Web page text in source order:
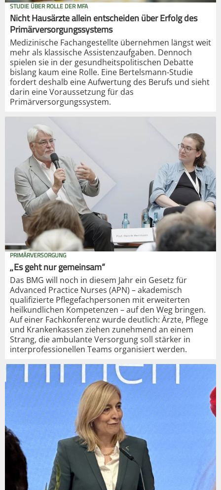
STUDIE ÜBER ROLLE DER MFA
Nicht Hausärzte allein entscheiden über Erfolg des
Primärversorgungssystems
Medizinische Fachangestellte übernehmen längst weit
mehr als klassische Assistenzaufgaben. Dennoch
spielen sie in der gesundheitspolitischen Debatte
bislang kaum eine Rolle. Eine Bertelsmann-Studie
fordert deshalb eine Aufwertung des Berufs und sieht
darin eine Voraussetzung für das
Primärversorgungssystem.
PRIMÄRVERSORGUNG
„Es geht nur gemeinsam“
Das BMG will noch in diesem Jahr ein Gesetz für
Advanced Practice Nurses (APN) – akademisch
qualifizierte Pflegefachpersonen mit erweiterten
heilkundlichen Kompetenzen – auf den Weg bringen.
Auf einer Fachkonferenz wurde deutlich: Ärzte, Pflege
und Krankenkassen ziehen zunehmend an einem
Strang, die ambulante Versorgung soll stärker in
interprofessionellen Teams organisiert werden.